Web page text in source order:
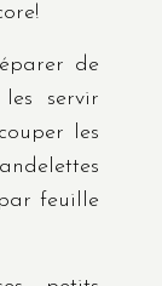
de
servir
les
feuille